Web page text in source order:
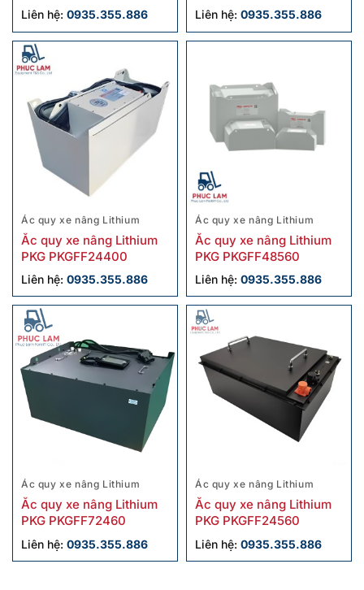
Liên hệ: 0935.355.886 Liên hệ: 0935.355.886
Ác quy xe nâng Lithium
Ắc quy xe nâng Lithium
PKG PKGFF24400
Liên hệ: 0935.355.886
Ác quy xe nâng Lithium
Ắc quy xe nâng Lithium
PKG PKGFF48560
Liên hệ: 0935.355.886
Ác quy xe nâng Lithium
Ắc quy xe nâng Lithium
PKG PKGFF72460
Liên hệ: 0935.355.886
Ác quy xe nâng Lithium
Ắc quy xe nâng Lithium
PKG PKGFF24560
Liên hệ: 0935.355.886